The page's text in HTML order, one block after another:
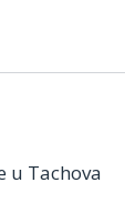
u Tachova